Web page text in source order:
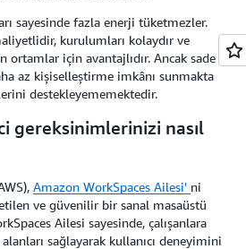
sayesinde fazla enerji tüketmezler.
kurulumları kolaydır ve
ortamlar için avantajlıdır. Ancak sade
az kişiselleştirme imkânı sunmakta
destekleyememektedir.
gereksinimlerinizi nasıl
Amazon WorkSpaces Ailesi' ni
ve güvenilir bir sanal masaüstü
Ailesi sayesinde, çalışanlara
sağlayarak kullanıcı deneyimini